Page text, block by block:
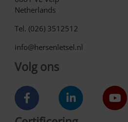
Netherlands
Tel. (026) 3512512
info@hersenletsel.nl
Volg ons